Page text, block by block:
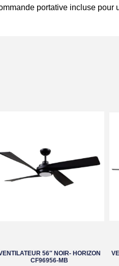
portative incluse pour
56″ NOIR- HORIZON
CF96956-MB